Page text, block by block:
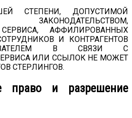
СТЕПЕНИ, ДОПУСТИМОЙ
СЕРВИСА, АФФИЛИРОВАННЫХ
И КОНТРАГЕНТОВ
В СВЯЗИ С
ИЛИ ССЫЛОК НЕ МОЖЕТ
СТЕРЛИНГОВ.
право и разрешение